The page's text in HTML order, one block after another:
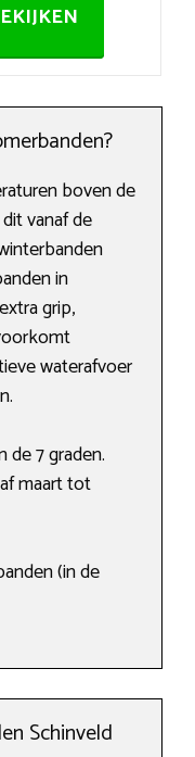
boven de
vanaf de
in
grip,
waterafvoer
7 graden.
maart tot
(in de
Schinveld